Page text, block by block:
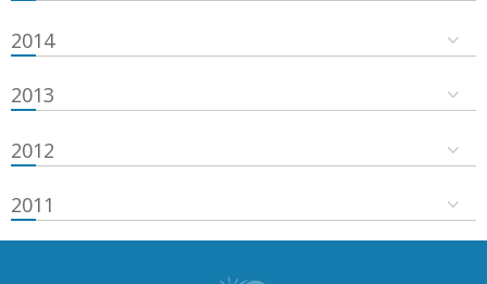
2014
2013
2012
2011